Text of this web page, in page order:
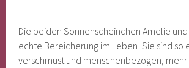
Die beiden Sonnenscheinchen Amelie und
echte Bereicherung im Leben! Sie sind so
verschmust und menschenbezogen, mehr